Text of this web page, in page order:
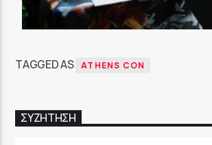
TAGGED AS ATHENS CON
ΣΥΖΉΤΗΣΗ